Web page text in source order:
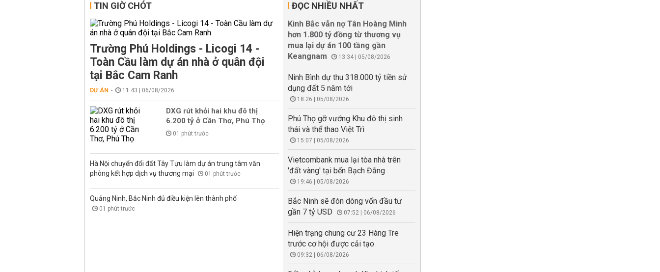
TIN GIỜ CHÓT
Trường Phú Holdings - Licogi 14 -
Toàn Cầu làm dự án nhà ở quân đội
tại Bắc Cam Ranh
DỰ ÁN 11:43 | 06/08/2026
DXG rút khỏi hai khu đô thị
6.200 tỷ ở Cần Thơ, Phú Thọ
01 phút trước
Hà Nội chuyển đổi đất Tây Tựu làm dự án trung tâm văn
phòng kết hợp dịch vụ thương mại
01 phút trước
Quảng Ninh, Bắc Ninh đủ điều kiện lên thành phố
01 phút trước
ĐỌC NHIỀU NHẤT
Kinh Bắc vẫn nợ Tân Hoàng Minh
hơn 1.800 tỷ đồng từ thương vụ
mua lại dự án 100 tầng gần
Keangnam
13:34 | 05/08/2026
Ninh Bình dự thu 318.000 tỷ tiền sử
dụng đất 5 năm tới
18:26 | 05/08/2026
Phú Thọ gỡ vướng Khu đô thị sinh
thái và thể thao Việt Trì
15:07 | 05/08/2026
Vietcombank mua lại tòa nhà trên
'đất vàng' tại bến Bạch Đằng
19:46 | 05/08/2026
Bắc Ninh sẽ đón dòng vốn đầu tư
gần 7 tỷ USD
07:52 | 06/08/2026
Hiện trạng chung cư 23 Hàng Tre
trước cơ hội được cải tạo
09:32 | 06/08/2026